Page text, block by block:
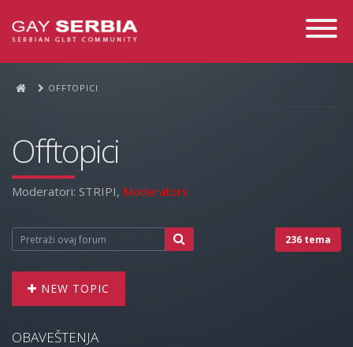
Toggle
OFFTOPICI
Offtopici
Moderatori: STRIPI, Moderators
236 tema
NEW TOPIC
OBAVEŠTENJA